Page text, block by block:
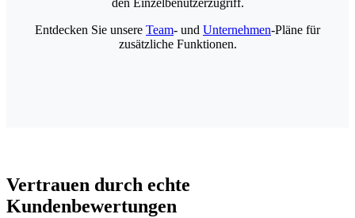
Entdecken Sie unsere Team- und Unternehmen-Pläne für
zusätzliche Funktionen.
Vertrauen durch echte
Kundenbewertungen